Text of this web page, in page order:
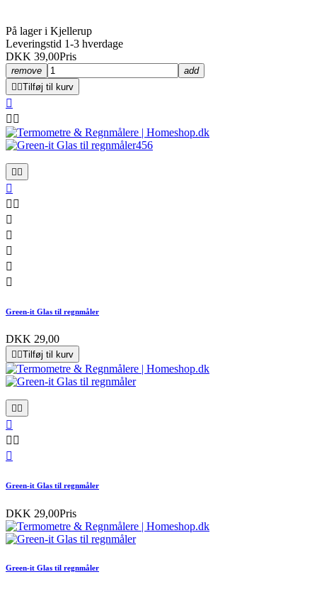
På lager i Kjellerup
Leveringstid 1-3 hverdage
DKK 39,00Pris
remove
add
Tilføj til kurv

 


 





Green-it Glas til regnmåler
DKK 29,00
 Tilføj til kurv
 

 

Green-it Glas til regnmåler
DKK 29,00Pris
Green-it Glas til regnmåler